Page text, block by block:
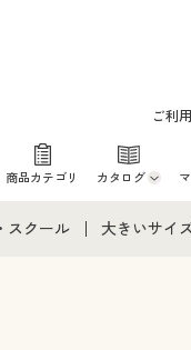
ご利
商品カテゴリ カタログ
カタログ・チラシからのご注
スクール 大きいサイ